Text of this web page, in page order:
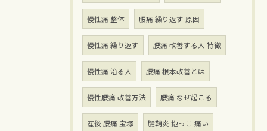
慢性痛 整体 腰痛 繰り返す 原因
慢性痛 繰り返す 腰痛 改善する人 特徴
慢性痛 治る人 腰痛 根本改善とは
慢性腰痛 改善方法 腰痛 なぜ起こる
産後 腰痛 宝塚 腱鞘炎 抱っこ 痛い